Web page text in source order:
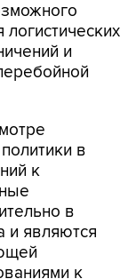
и
в
к
в
и являются
к